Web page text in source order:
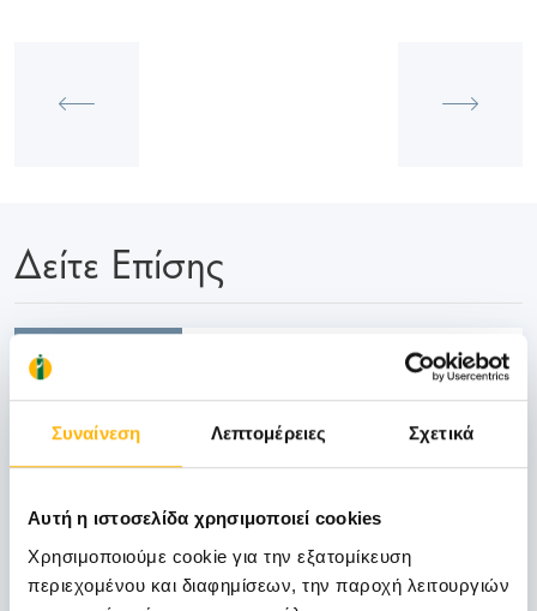
Συναίνεση Λεπτομέρειες Σχετικά
Αυτή η ιστοσελίδα χρησιμοποιεί cookies
Χρησιμοποιούμε cookie για την εξατομίκευση
περιεχομένου και διαφημίσεων, την παροχή λειτουργιών
Δείτε Επίσης
06
Νοεμβρίου
ΓΕΝΙΚΗ ΚΛΙΝΙΚΗ
ΙΑΣΩ Γενική Κλινική: Επιστημονική
Διημερίδα «Γυναικολογικές νεοπλασίες και